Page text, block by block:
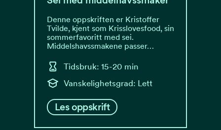
Denne oppskriften er Kristoffer
Tvilde, kjent som Krisslovesfood, sin
sommerfavoritt med sei.
Middelshavssmakene passer…
Tidsbruk: 15-20 min
Vanskelighetsgrad: Lett
Les oppskrift